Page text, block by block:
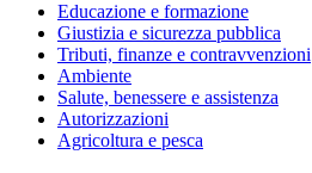
Educazione e formazione
Giustizia e sicurezza pubblica
Tributi, finanze e contravvenzioni
Ambiente
Salute, benessere e assistenza
Autorizzazioni
Agricoltura e pesca